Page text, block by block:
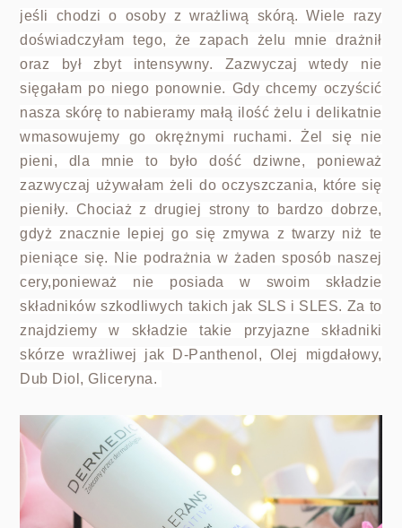
jeśli chodzi o osoby z wrażliwą skórą. Wiele razy
doświadczyłam tego, że zapach żelu mnie drażnił
oraz był zbyt intensywny. Zazwyczaj wtedy nie
sięgałam po niego ponownie. Gdy chcemy oczyścić
nasza skórę to nabieramy małą ilość żelu i delikatnie
wmasowujemy go okrężnymi ruchami. Żel się nie
pieni, dla mnie to było dość dziwne, ponieważ
zazwyczaj używałam żeli do oczyszczania, które się
pieniły. Chociaż z drugiej strony to bardzo dobrze,
gdyż znacznie lepiej go się zmywa z twarzy niż te
pieniące się. Nie podrażnia w żaden sposób naszej
cery,ponieważ nie posiada w swoim składzie
składników szkodliwych takich jak SLS i SLES. Za to
znajdziemy w składzie takie przyjazne składniki
skórze wrażliwej jak D-Panthenol, Olej migdałowy,
Dub Diol, Gliceryna.